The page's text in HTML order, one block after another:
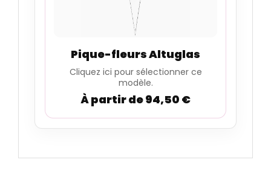
Pique-fleurs Altuglas
Cliquez ici pour sélectionner ce
modèle.
À partir de 94,50 €